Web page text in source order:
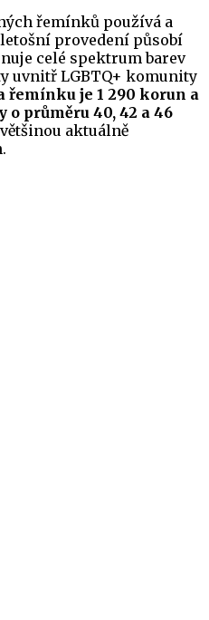
řemínků používá a
provedení působí
celé spektrum barev
uvnitř LGBTQ+ komunity
řemínku je 1 290 korun a
průměru 40, 42 a 46
aktuálně